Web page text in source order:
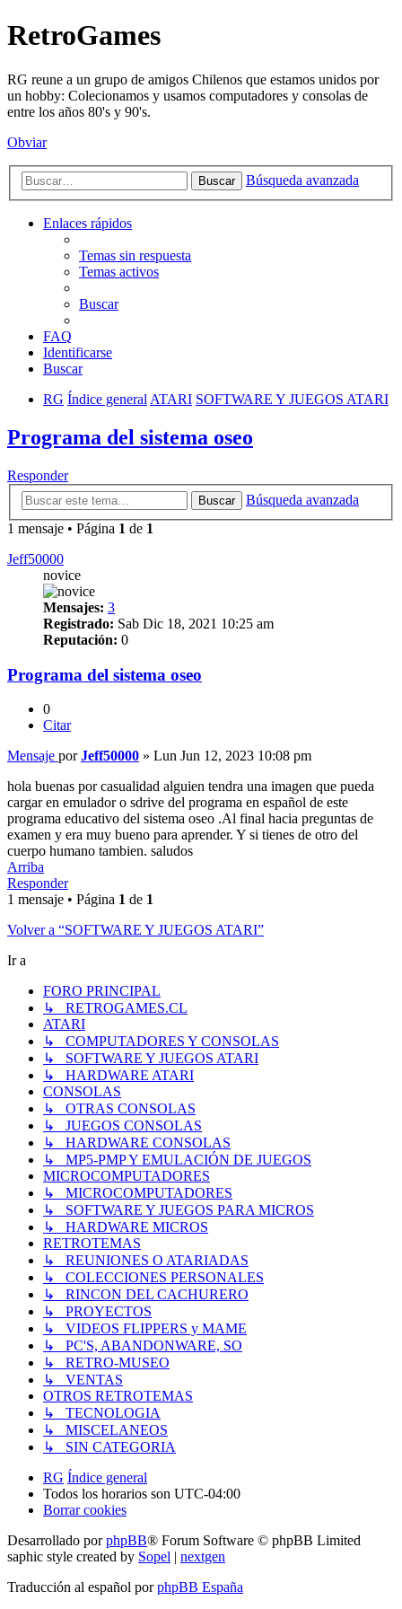
RetroGames
RG reune a un grupo de amigos Chilenos que estamos unidos por
un hobby: Colecionamos y usamos computadores y consolas de
entre los años 80's y 90's.
Obviar
Buscar Búsqueda avanzada
Enlaces rápidos
Temas sin respuesta
Temas activos
Buscar
FAQ
Identificarse
Buscar
RG Índice generalATARI SOFTWARE Y JUEGOS ATARI
Programa del sistema oseo
Responder
Buscar
Búsqueda avanzada
1 mensaje • Página 1 de 1
Jeff50000
novice
Mensajes: 3
Registrado: Sab Dic 18, 2021 10:25 am
Reputación: 0
Programa del sistema oseo
0
Citar
Mensaje porJeff50000 » Lun Jun 12, 2023 10:08 pm
hola buenas por casualidad alguien tendra una imagen que pueda
cargar en emulador o sdrive del programa en español de este
programa educativo del sistema oseo .Al final hacia preguntas de
examen y era muy bueno para aprender. Y si tienes de otro del
cuerpo humano tambien. saludos
Arriba
Responder
1 mensaje • Página 1 de 1
Volver a “SOFTWARE Y JUEGOS ATARI”
Ir a
FORO PRINCIPAL
↳ RETROGAMES.CL
ATARI
↳ COMPUTADORES Y CONSOLAS
↳ SOFTWARE Y JUEGOS ATARI
↳ HARDWARE ATARI
CONSOLAS
↳ OTRAS CONSOLAS
↳ JUEGOS CONSOLAS
↳ HARDWARE CONSOLAS
↳ MP5-PMP Y EMULACIÓN DE JUEGOS
MICROCOMPUTADORES
↳ MICROCOMPUTADORES
↳ SOFTWARE Y JUEGOS PARA MICROS
↳ HARDWARE MICROS
RETROTEMAS
↳ REUNIONES O ATARIADAS
↳ COLECCIONES PERSONALES
↳ RINCON DEL CACHURERO
↳ PROYECTOS
↳ VIDEOS FLIPPERS y MAME
↳ PC'S, ABANDONWARE, SO
↳ RETRO-MUSEO
↳ VENTAS
OTROS RETROTEMAS
↳ TECNOLOGIA
↳ MISCELANEOS
↳ SIN CATEGORIA
RG Índice general
Todos los horarios son UTC-04:00
Borrar cookies
Desarrollado porphpBB® Forum Software © phpBB Limited
saphic style created by Sopel | nextgen
Traducción al español porphpBB España